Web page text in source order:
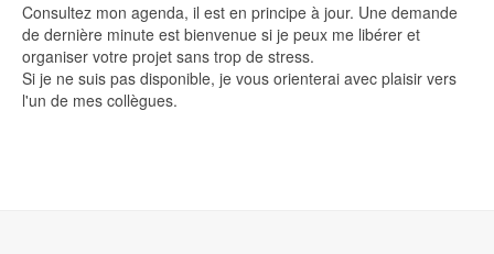
Consultez mon agenda, il est en principe à jour. Une demande
de dernière minute est bienvenue si je peux me libérer et
organiser votre projet sans trop de stress.
Si je ne suis pas disponible, je vous orienterai avec plaisir vers
l'un de mes collègues.